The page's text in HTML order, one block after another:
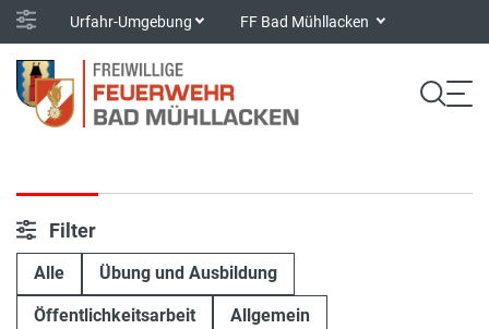
Urfahr-Umgebung FF Bad Mühllacken
Filter
Alle Übung und Ausbildung
Öffentlichkeitsarbeit Allgemein